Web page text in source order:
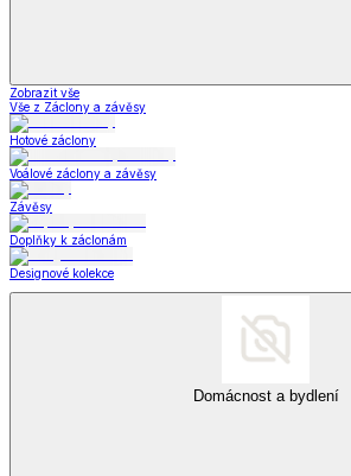
Zobrazit vše
Vše z Záclony a závěsy
Hotové záclony
Voálové záclony a závěsy
Závěsy
Doplňky k záclonám
Designové kolekce
Domácnost a bydlení